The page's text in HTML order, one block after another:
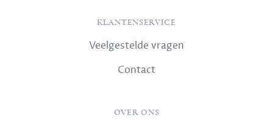
KLANTENSERVICE
Veelgestelde vragen
Contact
OVER ONS